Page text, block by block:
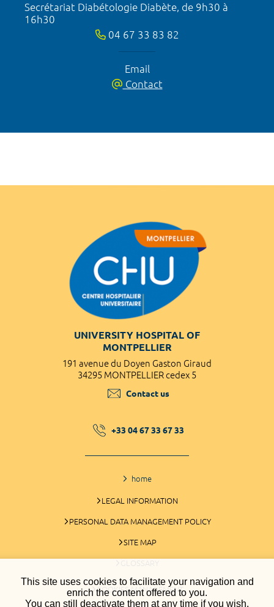
This site uses cookies to facilitate your navigation and
enrich the content offered to you.
You can still deactivate them at any time if you wish.
Secrétariat Diabétologie Diabète, de 9h30 à
16h30
04 67 33 83 82
Email
Contact
UNIVERSITY HOSPITAL OF
MONTPELLIER
191 avenue du Doyen Gaston Giraud
34295 MONTPELLIER cedex 5
Contact us
+33 04 67 33 67 33
home
LEGAL INFORMATION
PERSONAL DATA MANAGEMENT POLICY
SITE MAP
GLOSSARY
COOKIES MANAGEMENT